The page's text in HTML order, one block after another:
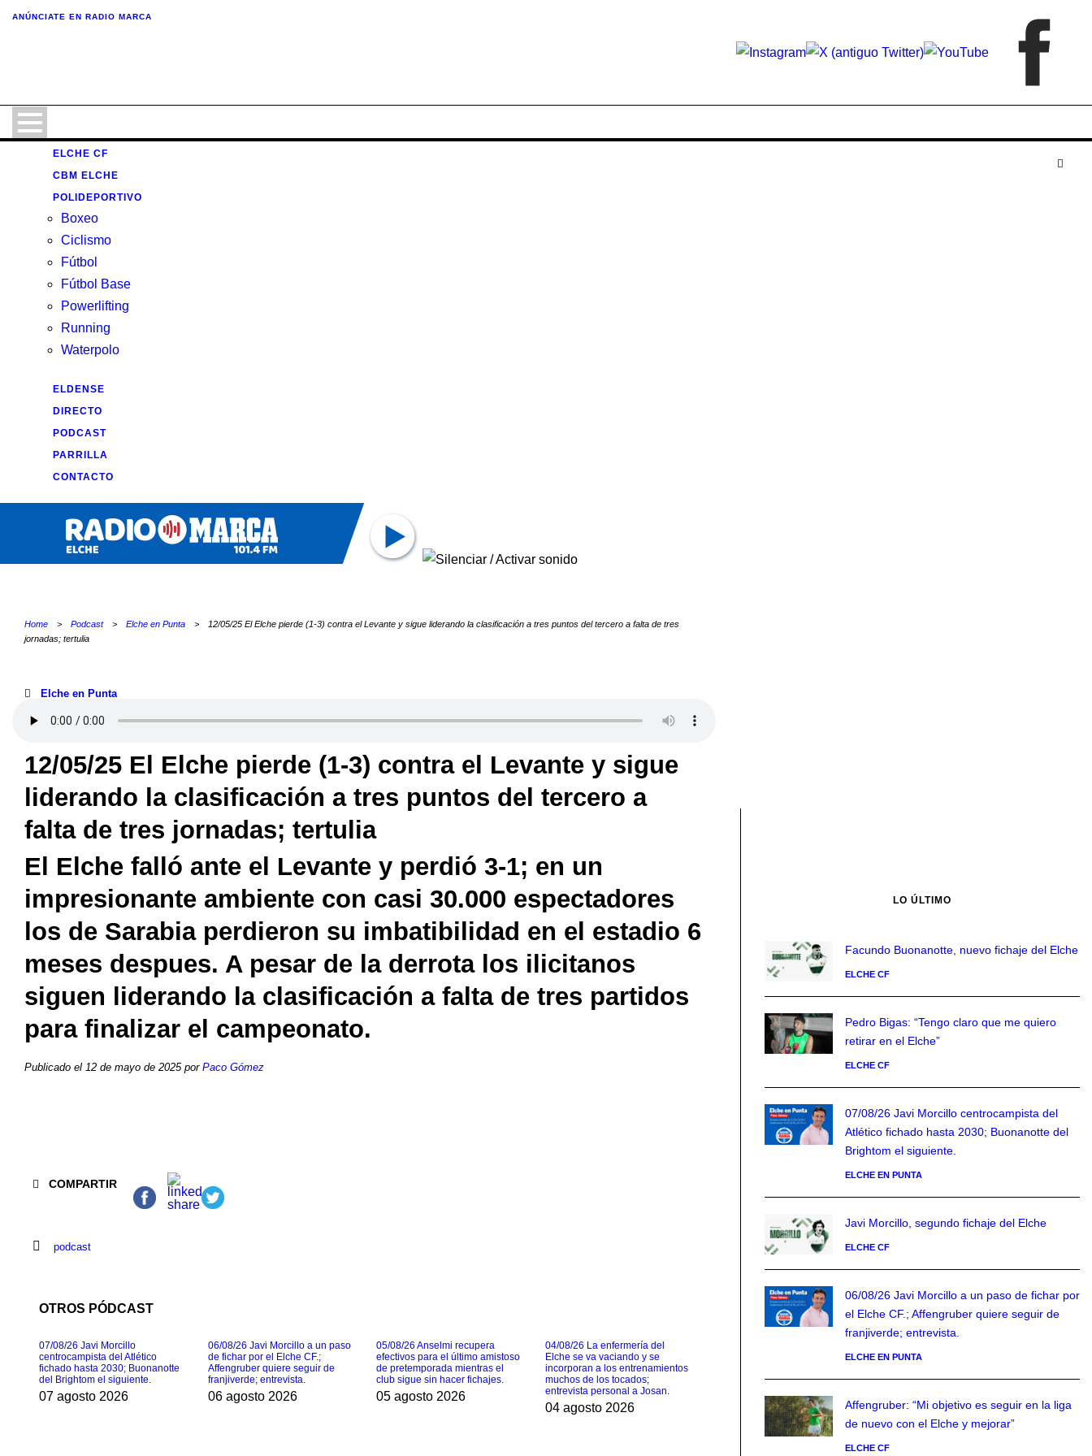
ANÚNCIATE EN RADIO MARCA
ELCHE CF
CBM ELCHE
POLIDEPORTIVO
Boxeo
Ciclismo
Fútbol
Fútbol Base
Powerlifting
Running
Waterpolo
ELDENSE
DIRECTO
PODCAST
PARRILLA
CONTACTO
Home > Podcast > Elche en Punta >
12/05/25 El Elche pierde (1-3) contra el Levante y sigue liderando la clasificación a tres puntos del tercero a falta de tres
jornadas; tertulia
Elche en Punta
12/05/25 El Elche pierde (1-3) contra el Levante y sigue
liderando la clasificación a tres puntos del tercero a
falta de tres jornadas; tertulia
El Elche falló ante el Levante y perdió 3-1; en un
impresionante ambiente con casi 30.000 espectadores
los de Sarabia perdieron su imbatibilidad en el estadio 6
meses despues. A pesar de la derrota los ilicitanos
siguen liderando la clasificación a falta de tres partidos
para finalizar el campeonato.
Publicado el 12 de mayo de 2025 por Paco Gómez
COMPARTIR
podcast
OTROS PÓDCAST
07/08/26 Javi Morcillo
centrocampista del Atlético
fichado hasta 2030; Buonanotte
del Brightom el siguiente.
07 agosto 2026
06/08/26 Javi Morcillo a un paso
de fichar por el Elche CF.;
Affengruber quiere seguir de
franjiverde; entrevista.
06 agosto 2026
05/08/26 Anselmi recupera
efectivos para el último amistoso
de pretemporada mientras el
club sigue sin hacer fichajes.
05 agosto 2026
04/08/26 La enfermería del
Elche se va vaciando y se
incorporan a los entrenamientos
muchos de los tocados;
entrevista personal a Josan.
04 agosto 2026
LO ÚLTIMO
Facundo Buonanotte, nuevo fichaje del Elche
ELCHE CF
Pedro Bigas: “Tengo claro que me quiero
retirar en el Elche”
ELCHE CF
07/08/26 Javi Morcillo centrocampista del
Atlético fichado hasta 2030; Buonanotte del
Brightom el siguiente.
ELCHE EN PUNTA
Javi Morcillo, segundo fichaje del Elche
ELCHE CF
06/08/26 Javi Morcillo a un paso de fichar por
el Elche CF.; Affengruber quiere seguir de
franjiverde; entrevista.
ELCHE EN PUNTA
Affengruber: “Mi objetivo es seguir en la liga
de nuevo con el Elche y mejorar”
ELCHE CF